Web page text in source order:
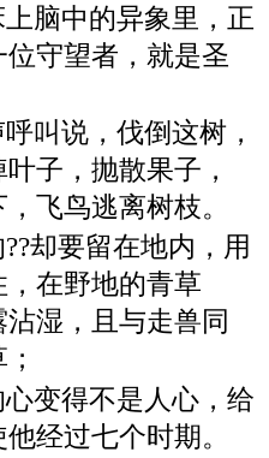
脑中的异象里，正
守望者，就是圣
叫说，伐倒这树，
子，抛散果子，
飞鸟逃离树枝。
却要留在地内，用
在野地的青草
湿，且与走兽同
变得不是人心，给
经过七个时期。